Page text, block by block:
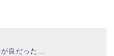
が良だった…